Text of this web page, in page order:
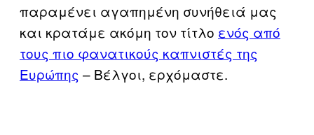
παραμένει αγαπημένη συνήθειά μας
και κρατάμε ακόμη τον τίτλο ενός από
τους πιο φανατικούς καπνιστές της
Ευρώπης – Βέλγοι, ερχόμαστε.